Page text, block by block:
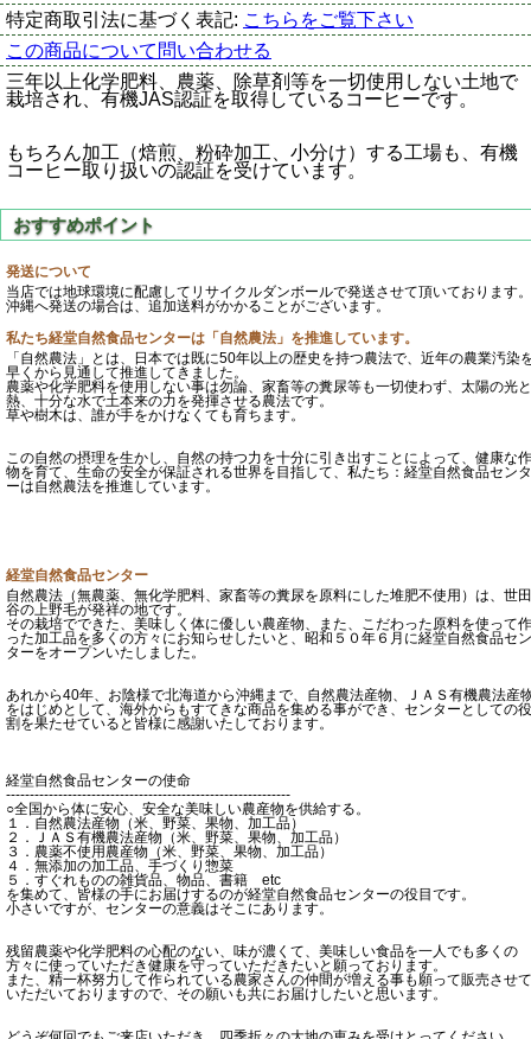
特定商取引法に基づく表記: こちらをご覧下さい
この商品について問い合わせる
三年以上化学肥料、農薬、除草剤等を一切使用しない土地で
栽培され、有機JAS認証を取得しているコーヒーです。
もちろん加工（焙煎、粉砕加工、小分け）する工場も、有機
コーヒー取り扱いの認証を受けています。
発送について
当店では地球環境に配慮してリサイクルダンボールで発送させて頂いております。
沖縄へ発送の場合は、追加送料がかかることがございます。
私たち経堂自然食品センターは「自然農法」を推進しています。
「自然農法」とは、日本では既に50年以上の歴史を持つ農法で、近年の農業汚染
早くから見通して推進してきました。
農薬や化学肥料を使用しない事は勿論、家畜等の糞尿等も一切使わず、太陽の光と
熱、十分な水で土本来の力を発揮させる農法です。
草や樹木は、誰が手をかけなくても育ちます。
この自然の摂理を生かし、自然の持つ力を十分に引き出すことによって、健康な作
物を育て、生命の安全が保証される世界を目指して、私たち：経堂自然食品センタ
ーは自然農法を推進しています。
経堂自然食品センター
自然農法（無農薬、無化学肥料、家畜等の糞尿を原料にした堆肥不使用）は、世田
谷の上野毛が発祥の地です。
その栽培でできた、美味しく体に優しい農産物、また、こだわった原料を使って作
った加工品を多くの方々にお知らせしたいと、昭和５０年６月に経堂自然食品セン
ターをオープンいたしました。
あれから40年、お陰様で北海道から沖縄まで、自然農法産物、ＪＡＳ有機農法産
をはじめとして、海外からもすてきな商品を集める事ができ、センターとしての役
割を果たせていると皆様に感謝いたしております。
経堂自然食品センターの使命
------------------------------------------------------------
○全国から体に安心、安全な美味しい農産物を供給する。
１．自然農法産物（米、野菜、果物、加工品）
２．ＪＡＳ有機農法産物（米、野菜、果物、加工品）
３．農薬不使用農産物（米、野菜、果物、加工品）
４．無添加の加工品、手づくり惣菜
５．すぐれものの雑貨品、物品、書籍 etc
を集めて、皆様の手にお届けするのが経堂自然食品センターの役目です。
小さいですが、センターの意義はそこにあります。
残留農薬や化学肥料の心配のない、味が濃くて、美味しい食品を一人でも多くの
方々に使っていただき健康を守っていただきたいと願っております。
また、精一杯努力して作られている農家さんの仲間が増える事も願って販売させて
いただいておりますので、その願いも共にお届けしたいと思います。